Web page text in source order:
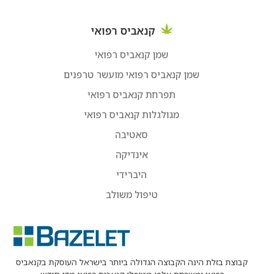
קנאביס רפואי
שמן קנאביס רפואי
שמן קנאביס רפואי מועשר טרפנים
תפרחת קנאביס רפואי
מגולגלות קנאביס רפואי
סאטיבה
אינדיקה
היברידי
טיפול משולב
קבוצת בזלת הינה הקבוצה הגדולה ביותר בישראל העוסקת בקנאביס